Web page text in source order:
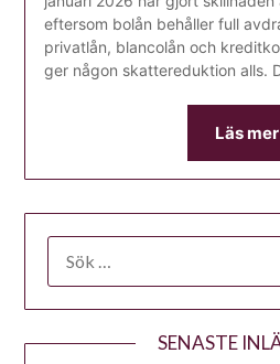
eftersom bolån behåller full
privatlån, blancolån och
ger någon skattereduktion alls.
Läs mer
SENASTE